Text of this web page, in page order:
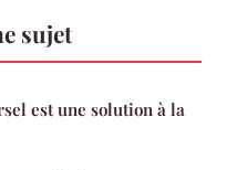
sujet
est une solution à la